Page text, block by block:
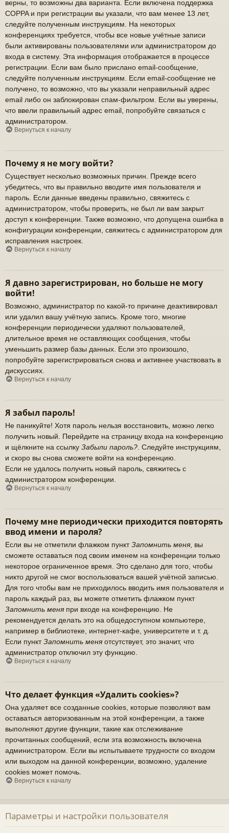
верны, то возможны два варианта. Если включена поддержка
COPPA и при регистрации вы указали, что вам менее 13 лет,
следуйте полученным инструкциям. На некоторых
конференциях требуется, чтобы все новые учётные записи
были активированы пользователями или администратором до
входа в систему. Эта информация отображается в процессе
регистрации. Если вам было прислано email-сообщение,
следуйте полученным инструкциям. Если email-сообщение не
получено, то возможно, что вы указали неправильный адрес
email либо он заблокирован спам-фильтром. Если вы уверены,
что ввели правильный адрес email, попробуйте связаться с
администратором.
Вернуться к началу
Почему я не могу войти?
Существует несколько возможных причин. Прежде всего
убедитесь, что вы правильно вводите имя пользователя и
пароль. Если данные введены правильно, свяжитесь с
администратором, чтобы проверить, не был ли вам закрыт
доступ к конференции. Также возможно, что допущена ошибка в
конфигурации конференции, свяжитесь с администратором для
исправления настроек.
Вернуться к началу
Я давно зарегистрирован, но больше не могу
войти!
Возможно, администратор по какой-то причине деактивировал
или удалил вашу учётную запись. Кроме того, многие
конференции периодически удаляют пользователей,
длительное время не оставляющих сообщения, чтобы
уменьшить размер базы данных. Если это произошло,
попробуйте зарегистрироваться снова и активнее участвовать в
дискуссиях.
Вернуться к началу
Я забыл пароль!
Не паникуйте! Хотя пароль нельзя восстановить, можно легко
получить новый. Перейдите на страницу входа на конференцию
и щёлкните на ссылку Забыли пароль? . Следуйте инструкциям,
и скоро вы снова сможете войти на конференцию.
Если не удалось получить новый пароль, свяжитесь с
администратором конференции.
Вернуться к началу
Почему мне периодически приходится повторять
ввод имени и пароля?
Если вы не отметили флажком пунктЗапомнить меня , вы
сможете оставаться под своим именем на конференции только
некоторое ограниченное время. Это сделано для того, чтобы
никто другой не смог воспользоваться вашей учётной записью.
Для того чтобы вам не приходилось вводить имя пользователя и
пароль каждый раз, вы можете отметить флажком пункт
Запомнить меня при входе на конференцию. Не
рекомендуется делать это на общедоступном компьютере,
например в библиотеке, интернет-кафе, университете и т. д.
Если пунктЗапомнить меня отсутствует, это значит, что
администратор отключил эту функцию.
Вернуться к началу
Что делает функция «Удалить cookies»?
Она удаляет все созданные cookies, которые позволяют вам
оставаться авторизованным на этой конференции, а также
выполняют другие функции, такие как отслеживание
прочитанных сообщений, если эта возможность включена
администратором. Если вы испытываете трудности со входом
или выходом на данной конференции, возможно, удаление
cookies может помочь.
Вернуться к началу
Параметры и настройки пользователя